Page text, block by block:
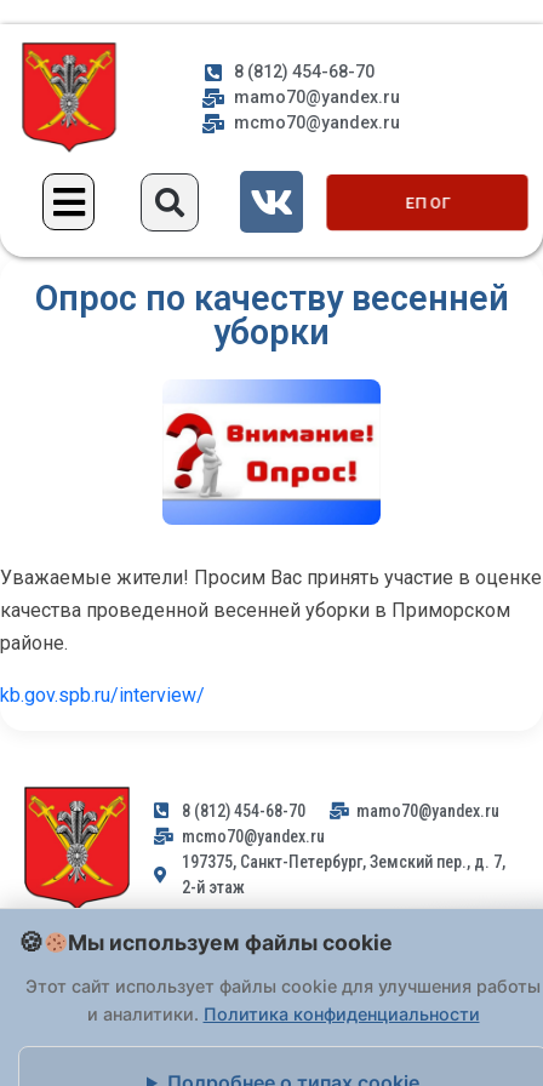
8 (812) 454-68-70
mamo70@yandex.ru
mcmo70@yandex.ru
ЕП ОГ
Опрос по качеству весенней
уборки
Уважаемые жители! Просим Вас принять участие в оценке
качества проведенной весенней уборки в Приморском
районе.
kb.gov.spb.ru/interview/
8 (812) 454-68-70
mamo70@yandex.ru
mcmo70@yandex.ru
197375, Санкт-Петербург, Земский пер., д. 7,
2-й этаж
Заявления и обращения граждан и организаций, поступившие на
Федерального закона от 02.05.2006 № 59-ФЗ. Обращения
принимаются только: по почте, черезпортал «Госуслуги» (ЕПГУ)
или лично при предъявлении паспорта.
Мы используем файлы cookie
Этот сайт использует файлы cookie для улучшения работы
и аналитики. Политика конфиденциальности